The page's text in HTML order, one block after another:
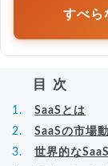
すべら
目次
SaaSとは
SaaSの市場
世界的な